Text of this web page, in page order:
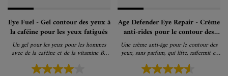
Eye Fuel - Gel contour des yeux à
la caféine pour les yeux fatigués
Un gel pour les yeux pour les hommes
avec de la caféine et de la vitamine B3
pour réduire les cernes et les poches sous
les yeux
Age Defender Eye Repair - Crème
anti-rides pour le contour des
yeux
Une crème anti-âge pour le contour des
yeux, sans parfum, qui lifte, raffermit et
réduit visiblement les cernes.